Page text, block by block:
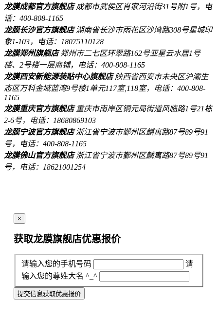
龙膜成都官方旗舰店成都市武侯区肖家河沿街31号附1号，电
话：400-808-1165
龙膜长沙官方旗舰店湖南省长沙市雨花区沙湾路308号星城印
象1-103，电话：18075110128
龙膜郑州旗舰店郑州市二七区环翠路162号亚星云水居1号
楼、2号楼一层商铺，电话：400-808-1165
龙膜西安新能源装贴中心旗舰店陕西省西安市未央区沪灞生
态区万科金域蓝湾9号楼1单元117室,118室，电话：400-808-
1165
龙膜重庆官方旗舰店重庆市南岸区铜元局街道风临路1号21栋
2-6号，电话：18680869103
龙膜宁波官方旗舰店浙江省宁波市鄞州区麟寓路87号89号91
号，电话：400-808-1165
龙膜佛山官方旗舰店浙江省宁波市鄞州区麟寓路87号89号91
号，电话：18621001254
×
获取龙膜旗舰店优惠报价
请输入您的手机号码
请
输入您的尊姓大名 ^_^
提交信息获取优惠报价